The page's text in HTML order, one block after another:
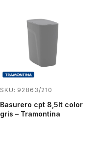
SKU: 92863/210
Basurero cpt 8,5lt color
gris – Tramontina